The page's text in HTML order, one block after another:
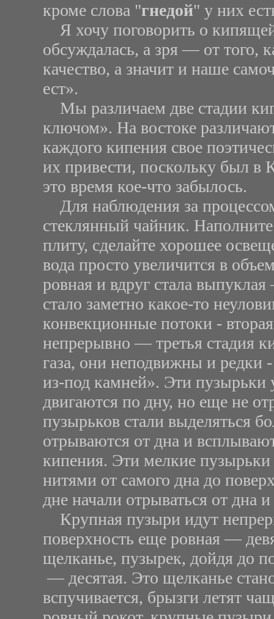
кроме слова "гнедой" у них
Я хочу поговорить о
обсуждалась, а зря — от того,
качество, а значит и наше
ест».
Мы различаем две стадии
ключом». На востоке
каждого кипения свое
их привести, поскольку был в
это время кое-что забылось.
Для наблюдения за
стеклянный чайник.
плиту, сделайте хорошее
вода просто увеличится в
ровная и вдруг стала
стало заметно какое-то
конвекционные потоки -
непрерывно — третья стадия
газа, они неподвижны и редки
из-под камней». Эти пузырьки
двигаются по дну, но еще не
пузырьков стали выделяться
отрываются от дна и
кипения. Эти мелкие
нитями от самого дна до
дне начали отрываться от дна
Крупная пузыри идут
поверхность еще ровная —
щелканье, пузырек, дойдя до
— десятая. Это щелканье
вспучивается, брызги летят